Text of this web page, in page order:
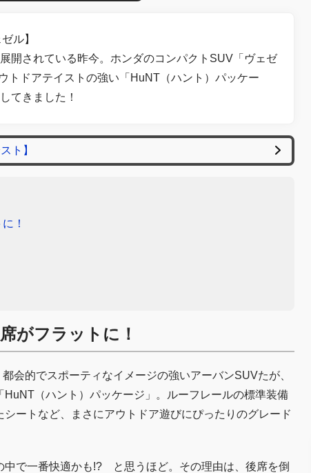
ル】
開されている昨今。ホンダのコンパクトSUV「ヴェゼ
トドアテイストの強い「HuNT（ハント）パッケー
てきました！
ト】
！
がフラットに！
会的でスポーティなイメージの強いアーバンSUVたが、
（ハント）パッケージ」。ルーフレールの標準装備
ートなど、まさにアウトドア遊びにぴったりのグレード
で一番快適かも!? と思うほど。その理由は、後席を倒